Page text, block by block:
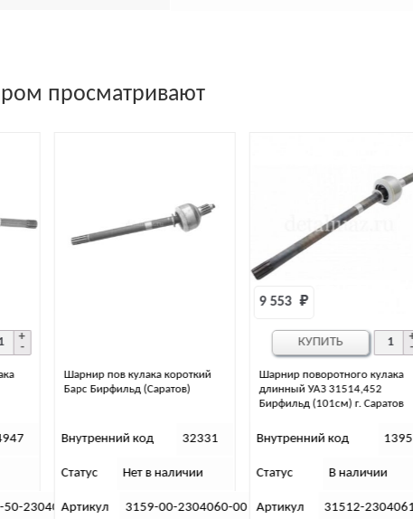
просматривают
00
Шарнир поворотного кулака
длинный УАЗ 31514,452
Внутренний код 1395
Статус В наличии
Артикул 31512-2304061
Шарнир поворотного кулака
3162,3163 с одним шаром ( г.
Ульяновск)
8 213 ₽
Внутренний код 1377
Статус В наличии
Артикул 3163-2304060/
КУПИТЬ